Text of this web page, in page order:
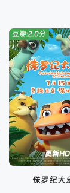
更新HD
豆瓣:2.0分
侏罗纪大